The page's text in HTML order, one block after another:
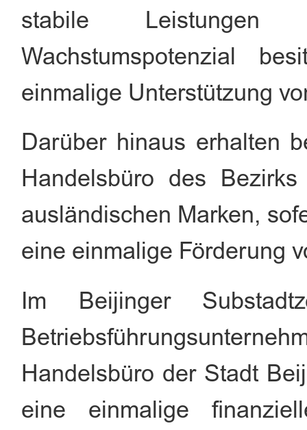
stabile
Wachstumspotenzial
einmalige Unterstützung
Darüber hinaus erhalten
Handelsbüro des
ausländischen Marken,
eine einmalige Förderung
Im Beijinger
Handelsbüro der Stadt
eine einmalige